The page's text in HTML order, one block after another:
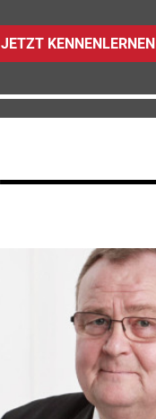
JETZT KENNENLERNEN